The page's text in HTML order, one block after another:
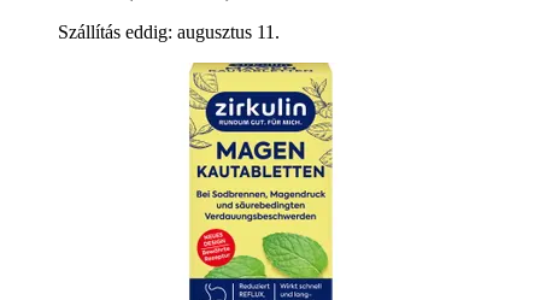
Szállítás eddig: augusztus 11.